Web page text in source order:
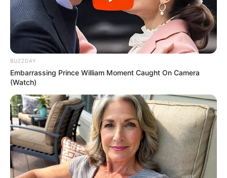
BUZZDAY
Embarrassing Prince William Moment Caught On Camera
(Watch)